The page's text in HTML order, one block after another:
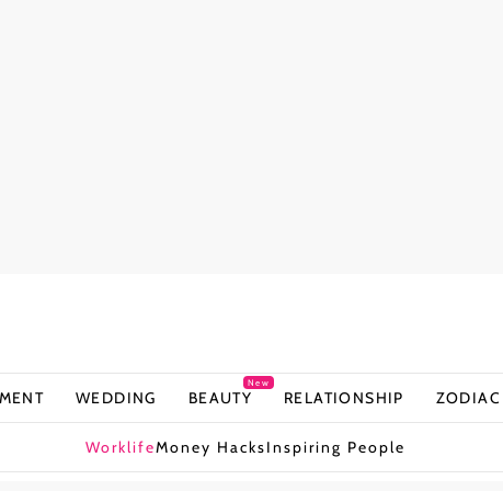
WEDDING BEAUTY
New
RELATIONSHIP ZODIAC
WorklifeMoney HacksInspiring People